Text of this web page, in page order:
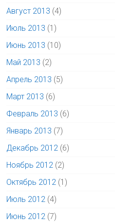
Август 2013 (4)
Июль 2013 (1)
Июнь 2013 (10)
Май 2013 (2)
Апрель 2013 (5)
Март 2013 (6)
Февраль 2013 (6)
Январь 2013 (7)
Декабрь 2012 (6)
Ноябрь 2012 (2)
Октябрь 2012 (1)
Июль 2012 (4)
Июнь 2012 (7)